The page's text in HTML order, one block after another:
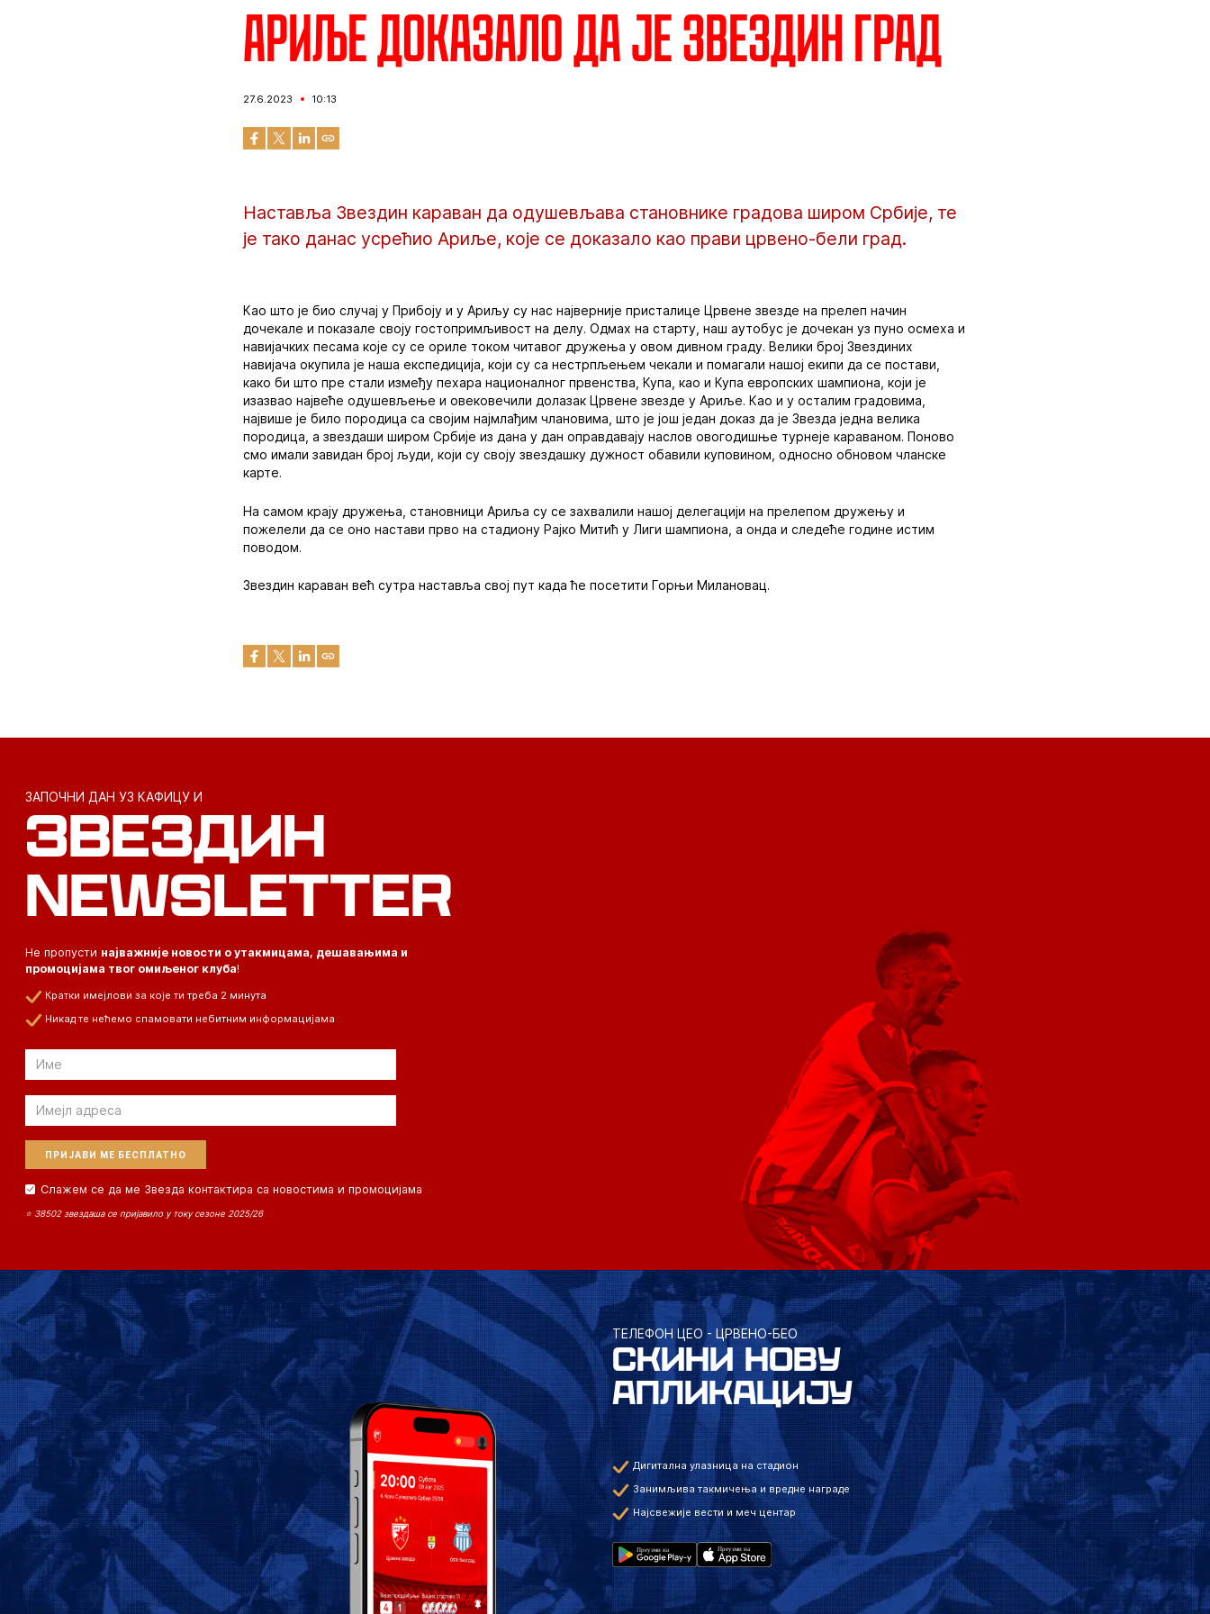
Ариље доказало да је Звездин град
27.6.2023 10:13
Наставља Звездин караван да одушевљава становнике градова широм Србије, те
је тако данас усрећио Ариље, које се доказало као прави црвено-бели град.
Као што је био случај у Прибоју и у Ариљу су нас најверније присталице Црвене звезде на прелеп начин
дочекале и показале своју гостопримљивост на делу. Одмах на старту, наш аутобус је дочекан уз пуно осмеха и
навијачких песама које су се ориле током читавог дружења у овом дивном граду. Велики број Звездиних
навијача окупила је наша експедиција, који су са нестрпљењем чекали и помагали нашој екипи да се постави,
како би што пре стали између пехара националног првенства, Купа, као и Купа европских шампиона, који је
изазвао највеће одушевљење и овековечили долазак Црвене звезде у Ариље. Као и у осталим градовима,
највише је било породица са својим најмлађим члановима, што је још један доказ да је Звезда једна велика
породица, а звездаши широм Србије из дана у дан оправдавају наслов овогодишње турнеје караваном. Поново
смо имали завидан број људи, који су своју звездашку дужност обавили куповином, односно обновом чланске
карте.
На самом крају дружења, становници Ариља су се захвалили нашој делегацији на прелепом дружењу и
пожелели да се оно настави прво на стадиону Рајко Митић у Лиги шампиона, а онда и следеће године истим
поводом.
Звездин караван већ сутра наставља свој пут када ће посетити Горњи Милановац.
ЗАПОЧНИ ДАН УЗ КАФИЦУ И
ЗВЕЗДИН
NEWSLETTER
Не пропусти најважније новости о утакмицама, дешавањима и
промоцијама твог омиљеног клуба!
Кратки имејлови за које ти треба 2 минута
Никад те нећемо спамовати небитним информацијама
Email
Email
Слажем се да ме Звезда контактира са новостима и промоцијама
⭐ 38502 звездаша се пријавило у току сезоне 2025/26
ТЕЛЕФОН ЦЕО - ЦРВЕНО-БЕО
СКИНИ НОВУ
АПЛИКАЦИЈУ
Дигитална улазница на стадион
Занимљива такмичења и вредне награде
Најсвежије вести и меч центар